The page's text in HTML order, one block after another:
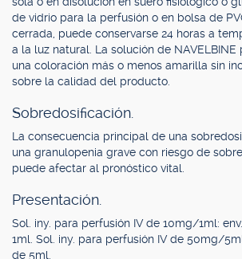
de vidrio para la perfusión o en bolsa de
cerrada, puede conservarse 24 horas a
a la luz natural. La solución de
una coloración más o menos amarilla sin
sobre la calidad del producto.
Sobredosificación.
La consecuencia principal de una
una granulopenia grave con riesgo de
puede afectar al pronóstico vital.
Presentación.
Sol. iny. para perfusión IV de 10mg/1ml:
1ml. Sol. iny. para perfusión IV de 50mg/
de 5ml.